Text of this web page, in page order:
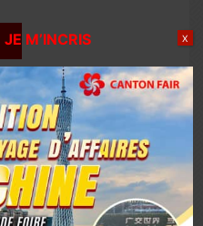
JE M’INCRIS X